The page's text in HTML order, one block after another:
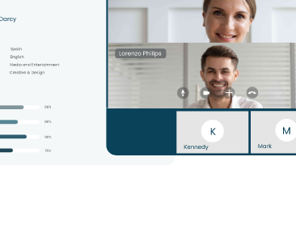
Romania (English)
United Kingdom (English)
Suisse (Français)
Slovensko (English)